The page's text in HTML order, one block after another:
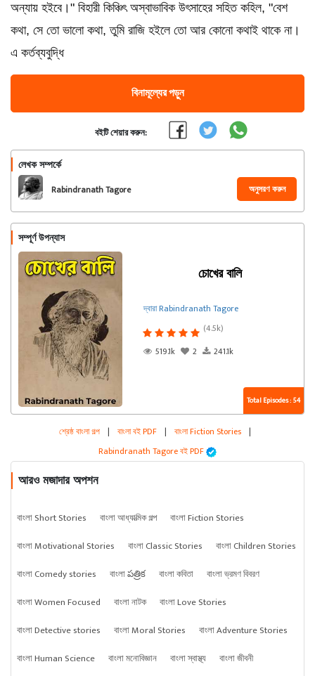
অন্যায় হইবে।" বিহারী কিঞ্চিৎ অস্বাভাবিক উৎসাহের সহিত কহিল, "বেশ
কথা, সে তো ভালো কথা, তুমি রাজি হইলে তো আর কোনো কথাই থাকে না।
এ কর্তব্যবুদ্ধি
বিনামূল্যের পড়ুন
বইটি শেয়ার করুন:
লেখক সম্পর্কে
Rabindranath Tagore অনুসরণ করুন
সম্পূর্ণ উপন্যাস
চোখের বালি
দ্বারা Rabindranath Tagore
(4.5k)
519.1k
2 241.1k
Total Episodes : 54
শ্রেষ্ঠ বাংলা গল্প | বাংলা বই PDF | বাংলা Fiction Stories |
Rabindranath Tagore বই PDF
আরও মজাদার অপশন
বাংলা Short Stories বাংলা আধ্যাত্মিক গল্প
বাংলা Fiction Stories
বাংলা Motivational Stories
বাংলা Classic Stories
বাংলা Children Stories
বাংলা Comedy stories
বাংলা పత్రిక বাংলা কবিতা
বাংলা ভ্রমণ বিবরণ
বাংলা Women Focused
বাংলা নাটক
বাংলা Love Stories
বাংলা Detective stories
বাংলা Moral Stories
বাংলা Adventure Stories
বাংলা Human Science
বাংলা মনোবিজ্ঞান বাংলা স্বাস্থ্য বাংলা জীবনী